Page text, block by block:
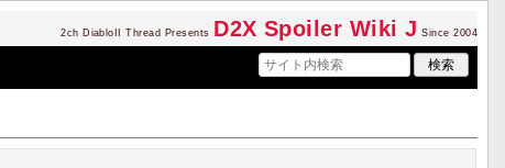
2ch DiabloII Thread Presents D2X Spoiler Wiki J Since 2004